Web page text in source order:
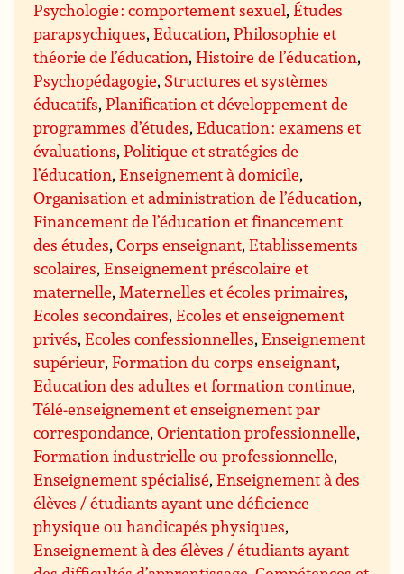
Psychologie : comportement sexuel,Études
parapsychiques,Education,Philosophie et
théorie de l’éducation,Histoire de l’éducation,
Psychopédagogie, Structures et systèmes
éducatifs,Planification et développement de
programmes d’études,Education : examens et
évaluations,Politique et stratégies de
l’éducation,Enseignement à domicile,
Organisation et administration de l’éducation,
Financement de l’éducation et financement
des études,Corps enseignant,Etablissements
scolaires,Enseignement préscolaire et
maternelle,Maternelles et écoles primaires,
Ecoles secondaires,Ecoles et enseignement
privés,Ecoles confessionnelles,Enseignement
supérieur,Formation du corps enseignant,
Education des adultes et formation continue,
Télé-enseignement et enseignement par
correspondance,Orientation professionnelle,
Formation industrielle ou professionnelle,
Enseignement spécialisé,Enseignement à des
élèves / étudiants ayant une déficience
physique ou handicapés physiques,
Enseignement à des élèves / étudiants ayant